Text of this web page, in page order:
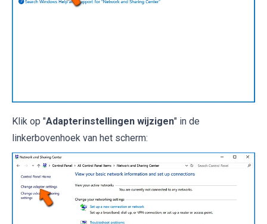
Klik op "Adapterinstellingen wijzigen" in de
linkerbovenhoek van het scherm: